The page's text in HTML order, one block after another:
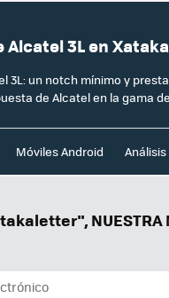
Alcatel 3L en
3L: un notch mínimo y
de Alcatel en la gama
Móviles Android Análisis
NUESTRA